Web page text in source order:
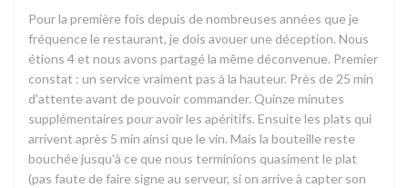
Pour la première fois depuis de nombreuses années que je
fréquence le restaurant, je dois avouer une déception. Nous
étions 4 et nous avons partagé la même déconvenue. Premier
constat : un service vraiment pas à la hauteur. Près de 25 min
d'attente avant de pouvoir commander. Quinze minutes
supplémentaires pour avoir les apéritifs. Ensuite les plats qui
arrivent après 5 min ainsi que le vin. Mais la bouteille reste
bouchée jusqu'à ce que nous terminions quasiment le plat
(pas faute de faire signe au serveur, si on arrive à capter son